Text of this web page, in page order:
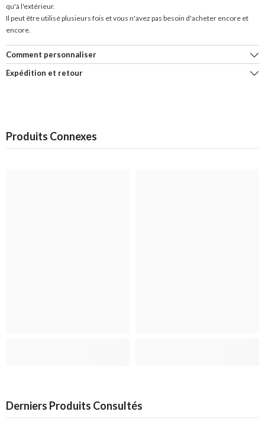
qu'à l'extérieur.
Il peut être utilisé plusieurs fois et vous n'avez pas besoin d'acheter encore et
encore.
Comment personnaliser
Expédition et retour
Produits Connexes
Derniers Produits Consultés